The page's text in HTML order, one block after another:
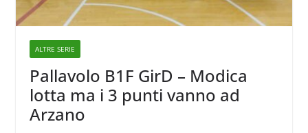
ALTRE SERIE
Pallavolo B1F GirD – Modica
lotta ma i 3 punti vanno ad
Arzano